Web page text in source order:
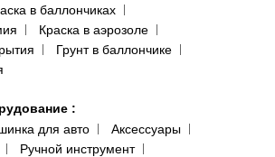
в баллончиках
Краска в аэрозоле
Грунт в баллончике
:
для авто
Аксессуары
Ручной инструмент